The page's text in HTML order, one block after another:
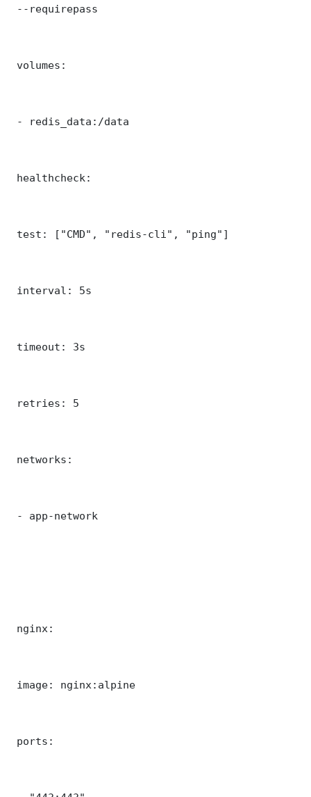
--requirepass
volumes:
- redis_data:/data
healthcheck:
test: ["CMD", "redis-cli", "ping"]
interval: 5s
timeout: 3s
retries: 5
networks:
- app-network
nginx:
image: nginx:alpine
ports: